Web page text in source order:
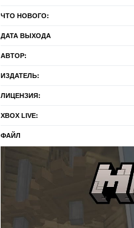
ЧТО НОВОГО:
ДАТА ВЫХОДА
АВТОР:
ИЗДАТЕЛЬ:
ЛИЦЕНЗИЯ:
XBOX LIVE:
ФАЙЛ